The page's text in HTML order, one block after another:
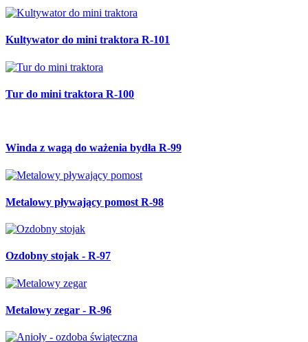
Kultywator do mini traktora R-101
Tur do mini traktora R-100
Winda z wagą do ważenia bydła R-99
Metalowy pływający pomost R-98
Ozdobny stojak - R-97
Metalowy zegar - R-96